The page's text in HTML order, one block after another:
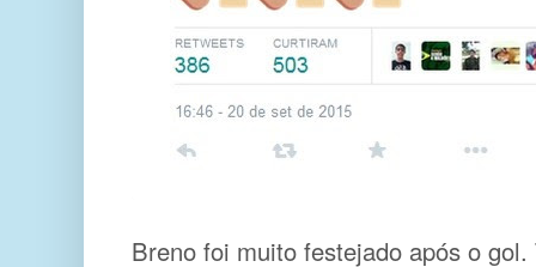
Breno foi muito festejado após o